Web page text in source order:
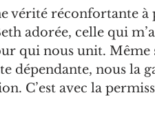
vérité réconfortante à
adorée, celle qui
qui nous unit. Même
dépendante, nous la
C’est avec la